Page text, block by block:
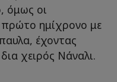
όμως οι
πρώτο ημίχρονο με
έχοντας
χειρός Νάναλι.